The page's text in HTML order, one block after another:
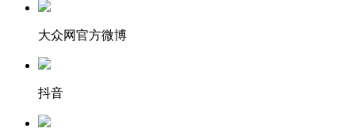
大众网官方微博
抖音